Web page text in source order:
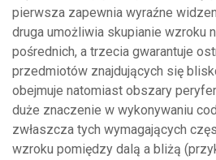
pierwsza zapewnia wyraźne
druga umożliwia skupianie wzroku
pośrednich, a trzecia gwarantuje
przedmiotów znajdujących się
obejmuje natomiast obszary
duże znaczenie w wykonywaniu
zwłaszcza tych wymagających
wzroku pomiędzy dalą a bliżą